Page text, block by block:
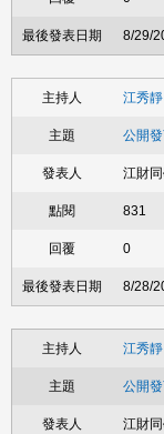
8/29/
江秀靜
公開
江財
831
0
8/28/
江秀靜
公開
江財